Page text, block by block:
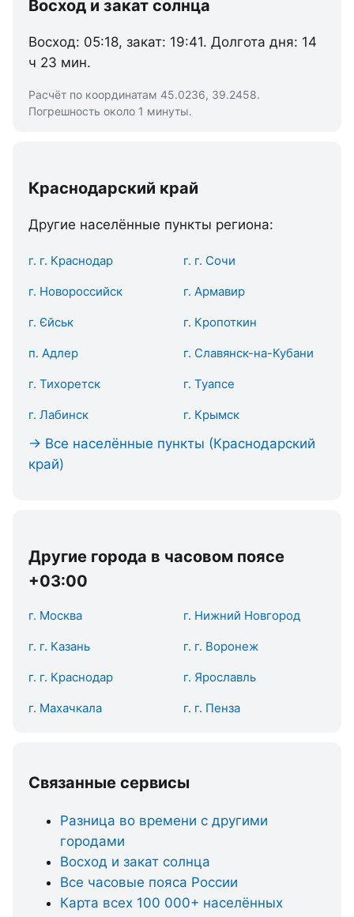
Восход и закат солнца
Восход: 05:18, закат: 19:41. Долгота дня: 14
ч 23 мин.
Расчёт по координатам 45.0236, 39.2458.
Погрешность около 1 минуты.
Краснодарский край
Другие населённые пункты региона:
г. г. Краснодар г. г. Сочи
г. Новороссийск г. Армавир
г. Єйськ г. Кропоткин
п. Адлер г. Славянск-на-Кубани
г. Тихоретск г. Туапсе
г. Лабинск г. Крымск
→ Все населённые пункты (Краснодарский
край)
Другие города в часовом поясе
+03:00
г. Москва г. Нижний Новгород
г. г. Казань г. г. Воронеж
г. г. Краснодар г. Ярославль
г. Махачкала г. г. Пенза
Связанные сервисы
Разница во времени с другими
городами
Восход и закат солнца
Все часовые пояса России
Карта всех 100 000+ населённых